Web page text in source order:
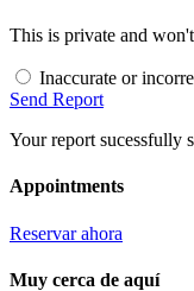
This is private and
Inaccurate or
Send Report
Your report sucessfully
Appointments
Reservar ahora
Muy cerca de aquí